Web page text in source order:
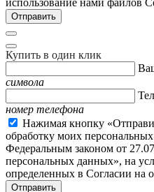
Купить в один клик
символа
номер телефона
Нажимая кнопку
обработку моих
Федеральным законом от
персональных данных», на
определенных в Согласии на